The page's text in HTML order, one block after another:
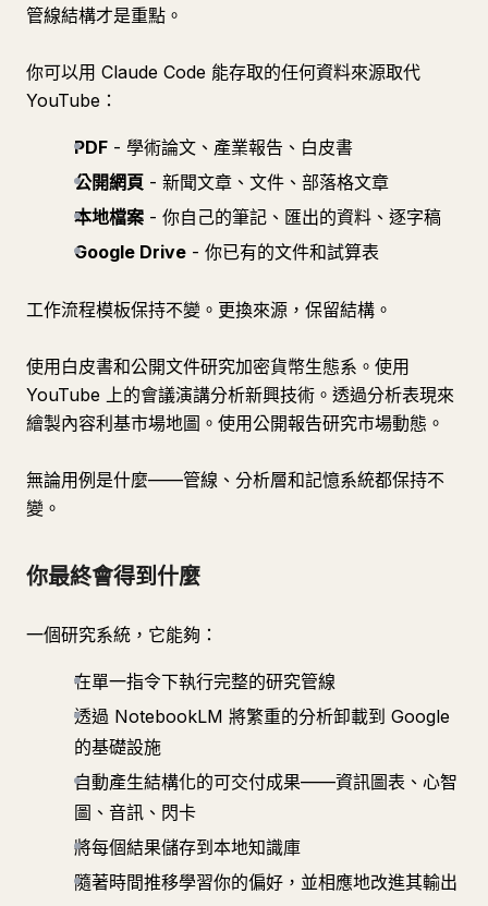
管線結構才是重點。
你可以用 Claude Code 能存取的任何資料來源取代
YouTube：
PDF - 學術論文、產業報告、白皮書
公開網頁 - 新聞文章、文件、部落格文章
本地檔案 - 你自己的筆記、匯出的資料、逐字稿
Google Drive - 你已有的文件和試算表
工作流程模板保持不變。更換來源，保留結構。
使用白皮書和公開文件研究加密貨幣生態系。使用
YouTube 上的會議演講分析新興技術。透過分析表現來
繪製內容利基市場地圖。使用公開報告研究市場動態。
無論用例是什麼——管線、分析層和記憶系統都保持不
變。
你最終會得到什麼
一個研究系統，它能夠：
在單一指令下執行完整的研究管線
透過 NotebookLM 將繁重的分析卸載到 Google
的基礎設施
自動產生結構化的可交付成果——資訊圖表、心智
圖、音訊、閃卡
將每個結果儲存到本地知識庫
隨著時間推移學習你的偏好，並相應地改進其輸出